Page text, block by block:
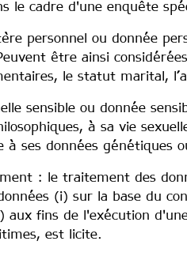
le cadre d'une enquête
personnel ou donnée
être ainsi
le statut marital,
sensible ou donnée
à sa vie
à ses données génétiques
: le traitement des
(i) sur la base du
aux fins de l'exécution
est licite.